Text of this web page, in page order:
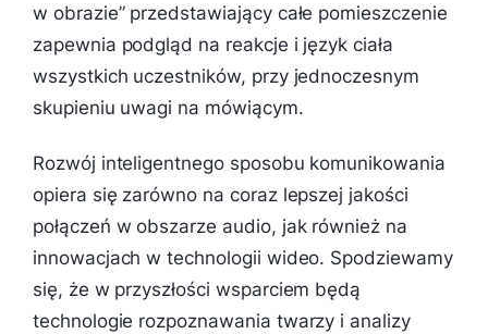
w obrazie” przedstawiający całe pomieszczenie
zapewnia podgląd na reakcje i język ciała
wszystkich uczestników, przy jednoczesnym
skupieniu uwagi na mówiącym.
Rozwój inteligentnego sposobu komunikowania
opiera się zarówno na coraz lepszej jakości
połączeń w obszarze audio, jak również na
innowacjach w technologii wideo. Spodziewamy
się, że w przyszłości wsparciem będą
technologie rozpoznawania twarzy i analizy